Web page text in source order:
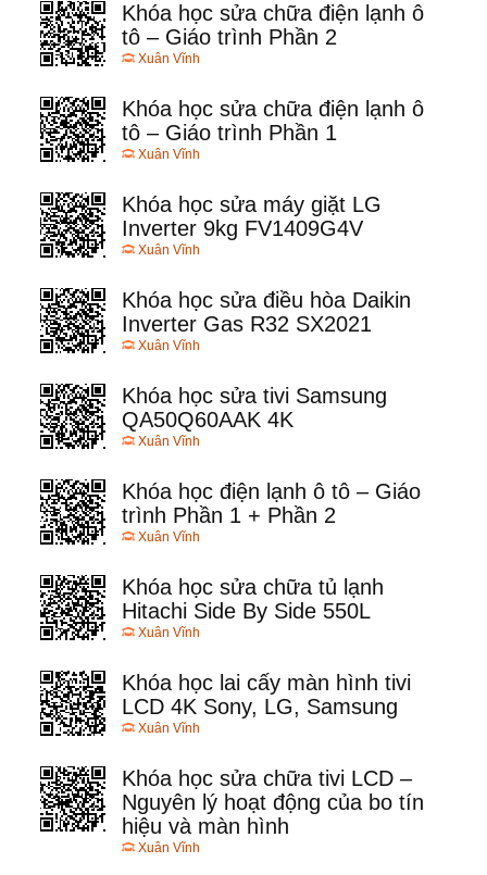
Khóa học sửa chữa điện lạnh ô
tô – Giáo trình Phần 2
Xuân Vĩnh
Khóa học sửa chữa điện lạnh ô
tô – Giáo trình Phần 1
Xuân Vĩnh
Khóa học sửa máy giặt LG
Inverter 9kg FV1409G4V
Xuân Vĩnh
Khóa học sửa điều hòa Daikin
Inverter Gas R32 SX2021
Xuân Vĩnh
Khóa học sửa tivi Samsung
QA50Q60AAK 4K
Xuân Vĩnh
Khóa học điện lạnh ô tô – Giáo
trình Phần 1 + Phần 2
Xuân Vĩnh
Khóa học sửa chữa tủ lạnh
Hitachi Side By Side 550L
Xuân Vĩnh
Khóa học lai cấy màn hình tivi
LCD 4K Sony, LG, Samsung
Xuân Vĩnh
Khóa học sửa chữa tivi LCD –
Nguyên lý hoạt động của bo tín
hiệu và màn hình
Xuân Vĩnh